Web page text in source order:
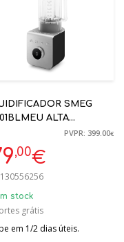
SMEG
ALTA
PRETO
- COLLEZIONE
PVPR: 399.00€
,00€
130556256
stock
grátis
em 1/2 dias úteis.